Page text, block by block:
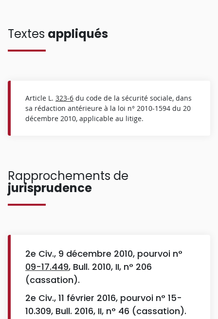
Textes appliqués
Article L. 323-6 du code de la sécurité sociale, dans
sa rédaction antérieure à la loi n° 2010-1594 du 20
décembre 2010, applicable au litige.
Rapprochements de
jurisprudence
2e Civ., 9 décembre 2010, pourvoi n°
09-17.449, Bull. 2010, II, n° 206
(cassation).
2e Civ., 11 février 2016, pourvoi n° 15-
10.309, Bull. 2016, II, n° 46 (cassation).